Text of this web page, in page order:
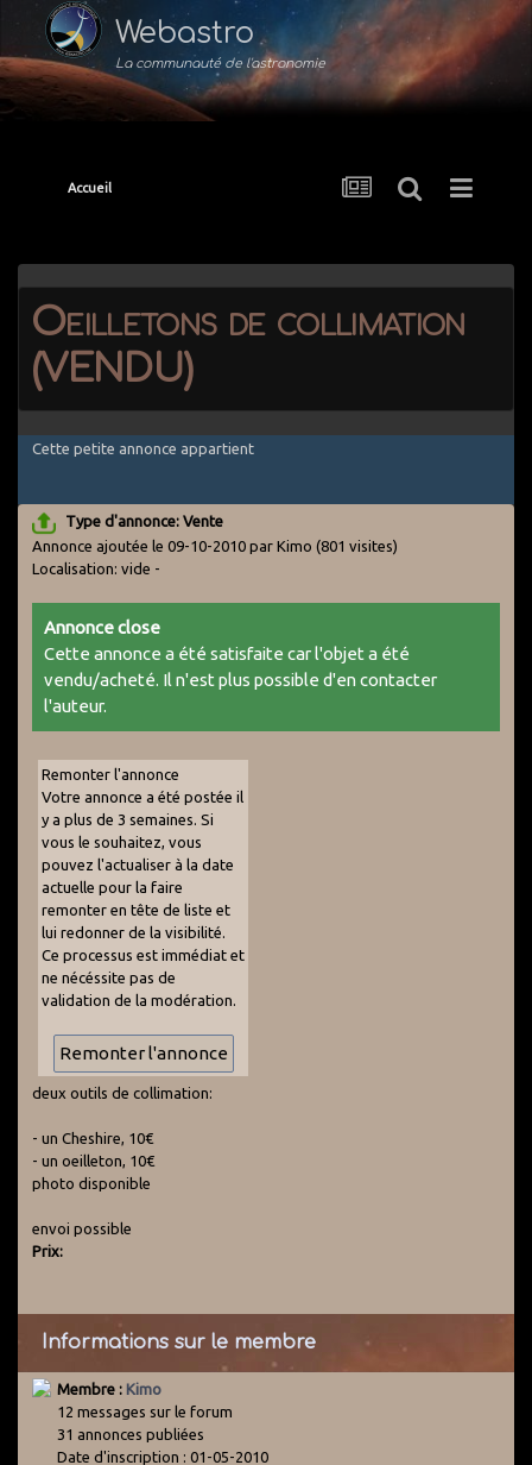
Webastro
La communauté de l'astronomie
Accueil
Oeilletons de collimation
(VENDU)
Cette petite annonce appartient
Type d'annonce: Vente
Annonce ajoutée le 09-10-2010 par Kimo (801 visites)
Localisation: vide -
Annonce close
Cette annonce a été satisfaite car l'objet a été
vendu/acheté. Il n'est plus possible d'en contacter
l'auteur.
Remonter l'annonce
Votre annonce a été postée il
y a plus de 3 semaines. Si
vous le souhaitez, vous
pouvez l'actualiser à la date
actuelle pour la faire
remonter en tête de liste et
lui redonner de la visibilité.
Ce processus est immédiat et
ne nécéssite pas de
validation de la modération.
deux outils de collimation:
- un Cheshire, 10€
- un oeilleton, 10€
photo disponible
envoi possible
Prix:
Informations sur le membre
Membre : Kimo
12 messages sur le forum
31 annonces publiées
Date d'inscription : 01-05-2010